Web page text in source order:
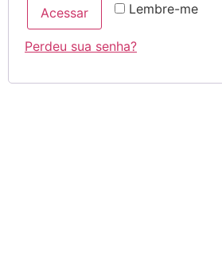
Lembre-me
Acessar
Perdeu sua senha?